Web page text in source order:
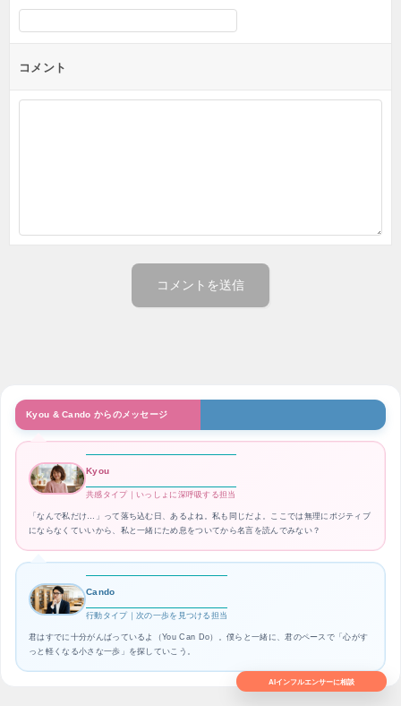
コメント
Kyou & Cando からのメッセージ
Kyou
共感タイプ｜いっしょに深呼吸する担当
「なんで私だけ…」って落ち込む日、あるよね。私も同じだよ。ここでは無理にポジティブ
にならなくていいから、私と一緒にため息をついてから名言を読んでみない？
Cando
行動タイプ｜次の一歩を見つける担当
君はすでに十分がんばっているよ（You Can Do）。僕らと一緒に、君のペースで「心がす
っと軽くなる小さな一歩」を探していこう。
AIインフルエンサーに相談